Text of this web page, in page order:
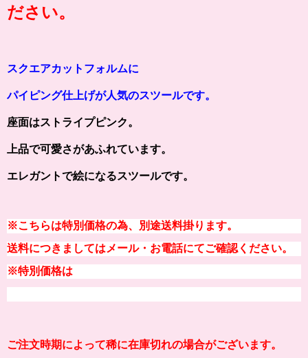
ださい。
スクエアカットフォルムに
パイピング仕上げが人気のスツールです。
座面はストライプピンク。
上品で可愛さがあふれています。
エレガントで絵になるスツールです。
※こちらは特別価格の為、別途送料掛ります。
送料につきましてはメール・お電話にてご確認ください。
※特別価格は
ご注文時期によって稀に在庫切れの場合がございます。